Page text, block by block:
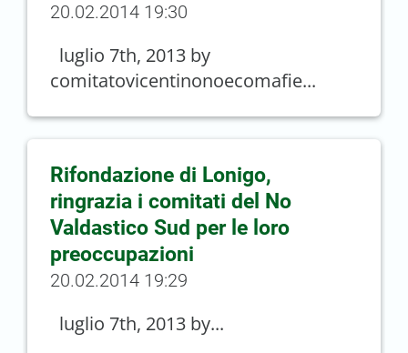
20.02.2014 19:30
luglio 7th, 2013 by
comitatovicentinonoecomafie...
Rifondazione di Lonigo,
ringrazia i comitati del No
Valdastico Sud per le loro
preoccupazioni
20.02.2014 19:29
luglio 7th, 2013 by...